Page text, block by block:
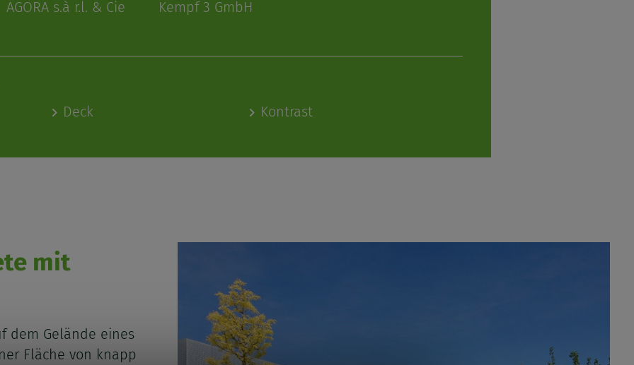
AGORA s.à r.l. & Cie
Kempf 3 GmbH
Deck Kontrast
mit
dem Gelände eines
Fläche von knapp